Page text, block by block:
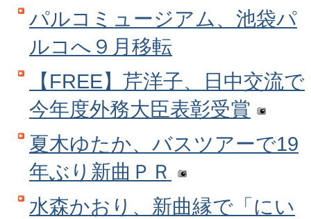
パルコミュージアム、池袋パ
ルコへ９月移転
【FREE】芹洋子、日中交流で
今年度外務大臣表彰受賞
夏木ゆたか、バスツアーで19
年ぶり新曲ＰＲ
水森かおり、新曲縁で「にい